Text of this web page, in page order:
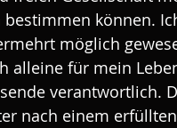
können.
möglich
alleine für mein
verantwortlich.
nach einem